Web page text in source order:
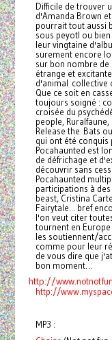
Difficile de trouver
d'Amanda Brown
pourrait tout aussi
sous peyotl ou
leur vingtaine
surement encore
sur bon nombre de
étrange et
d'animal collective
Que ce soit en
toujours soigné :
croisée du
people,
Release the Bats
qui ont été conquis
Pocahaunted est
de défrichage et
découvrir sans
Pocahaunted
participations à
beast, Cristina
Fairytale... bref
l'on veut citer
tournent en
les soutiennent/
comme pour leur
de vous dire que
bon moment…
http://
http://
MP3 :